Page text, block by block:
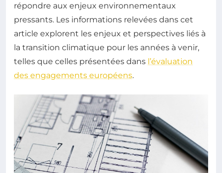
répondre aux enjeux environnementaux
pressants. Les informations relevées dans cet
article explorent les enjeux et perspectives liés à
la transition climatique pour les années à venir,
telles que celles présentées dans l’évaluation
des engagements européens.